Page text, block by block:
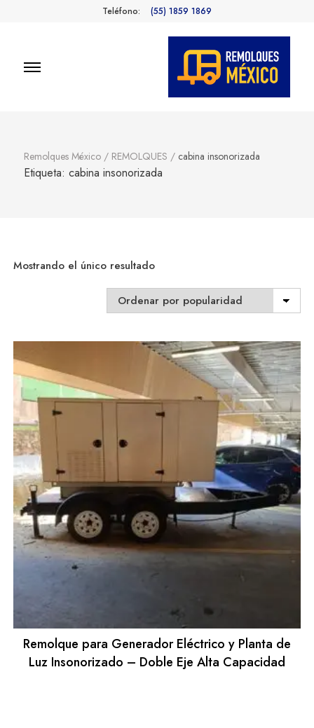
Teléfono: (55) 1859 1869
Remolques México / REMOLQUES / cabina insonorizada
Etiqueta: cabina insonorizada
Mostrando el único resultado
Remolque para Generador Eléctrico y Planta de
Luz Insonorizado – Doble Eje Alta Capacidad